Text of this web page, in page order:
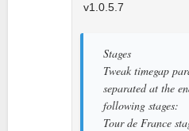
v1.0.5.7
Stages
Tweak timegap
separated at the
following stages:
Tour de France